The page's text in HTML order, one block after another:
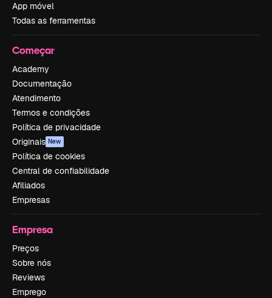
App móvel
Todas as ferramentas
Começar
Academy
Documentação
Atendimento
Termos e condições
Política de privacidade
Originais New
Política de cookies
Central de confiabilidade
Afiliados
Empresas
Empresa
Preços
Sobre nós
Reviews
Emprego